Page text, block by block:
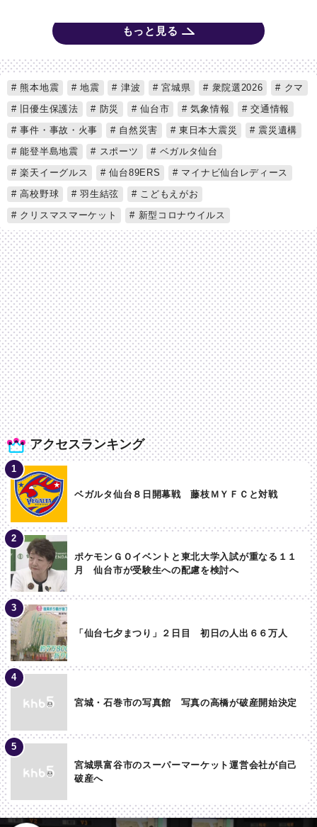
もっと見る
アクセスランキング
ベガルタ仙台８日開幕戦 藤枝ＭＹＦＣと対戦
ポケモンＧＯイベントと東北大学入試が重なる１１
月 仙台市が受験生への配慮を検討へ
「仙台七夕まつり」２日目 初日の人出６６万人
宮城・石巻市の写真館 写真の高橋が破産開始決定
宮城県富谷市のスーパーマーケット運営会社が自己
破産へ
熊本地震 地震 津波 宮城県 衆院選2026
クマ
旧優生保護法
防災 仙台市 気象情報
交通情報
事件・事故・火事
自然災害 東日本大震災
震災遺構
能登半島地震
スポーツ
ベガルタ仙台
楽天イーグルス
仙台89ERS
マイナビ仙台レディース
高校野球
羽生結弦
こどもえがお
クリスマスマーケット
新型コロナウイルス